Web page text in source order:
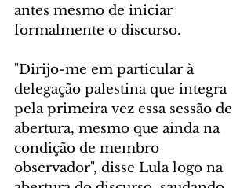
antes mesmo de iniciar
formalmente o discurso.
"Dirijo-me em particular à
delegação palestina que integra
pela primeira vez essa sessão de
abertura, mesmo que ainda na
condição de membro
observador", disse Lula logo na